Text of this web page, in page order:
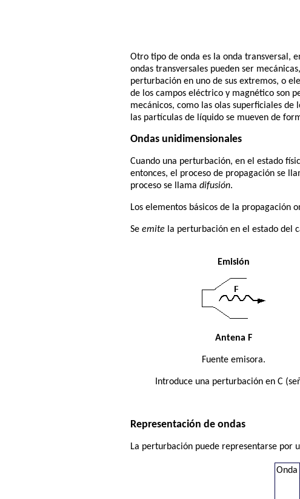
Otro tipo de onda es la onda transversal,
ondas transversales pueden ser
perturbación en uno de sus extremos, o
de los campos eléctrico y magnético son
mecánicos, como las olas superficiales
las partículas de líquido se mueven de
Ondas unidimensionales
Cuando una perturbación, en el estado
entonces, el proceso de propagación se
proceso se llamadifusión.
Los elementos básicos de la propagación
Seemite la perturbación en el estado del
Emisión
Antena F
Fuente emisora.
Introduce una perturbación en C
Representación de ondas
La perturbación puede representarse por
Onda